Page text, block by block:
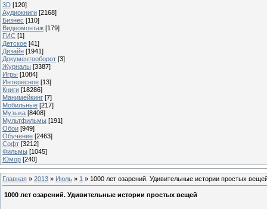
3D [120]
Аудиокниги [2168]
Бизнес [110]
Видеомонтаж [179]
ГИС [1]
Детское [41]
Дизайн [1941]
Документооборот [3]
Журналы [3387]
Игры [1084]
Интересное [13]
Книги [18286]
Манимейкинг [7]
Мобильные [217]
Музыка [8408]
Мультфильмы [191]
Обои [949]
Обучение [2463]
Софт [3212]
Фильмы [1045]
Юмор [240]
Главная » 2013 » Июль » 1 » 1000 лет озарений. Удивительные истории простых
1000 лет озарений. Удивительные истории простых вещей